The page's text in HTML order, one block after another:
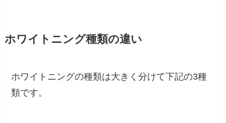
ホワイトニング種類の違い
ホワイトニングの種類は大きく分けて下記の3種
類です。